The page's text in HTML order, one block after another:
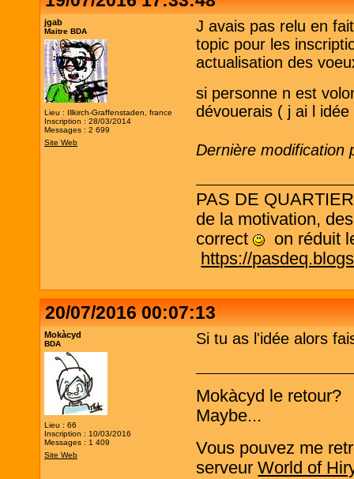
jgab
Maitre BDA
Lieu : Illkirch-Graffenstaden, france
Inscription : 28/03/2014
Messages : 2 699
Site Web
J avais pas relu en
topic pour les
actualisation des
si personne n est
dévouerais ( j ai l
Dernière modification
PAS DE
de la motivation,
correct
on réduit
https://
20/07/2016 00:07:13
Mokàcyd
BDA
Lieu : 66
Inscription : 10/03/2016
Messages : 1 409
Site Web
Si tu as l'idée alors
Mokàcyd le retour?
Maybe...
Vous pouvez me
serveurWorld of